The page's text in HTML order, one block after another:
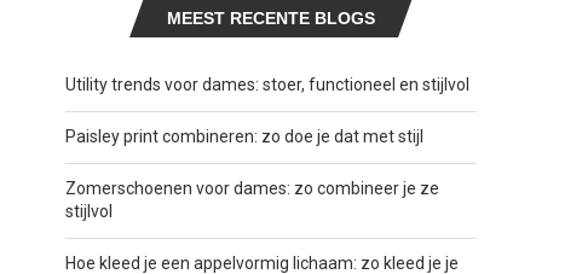
MEEST RECENTE BLOGS
Utility trends voor dames: stoer, functioneel en stijlvol
Paisley print combineren: zo doe je dat met stijl
Zomerschoenen voor dames: zo combineer je ze
stijlvol
Hoe kleed je een appelvormig lichaam: zo kleed je je